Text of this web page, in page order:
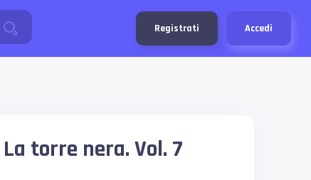
Registrati Accedi
torre nera. Vol. 7